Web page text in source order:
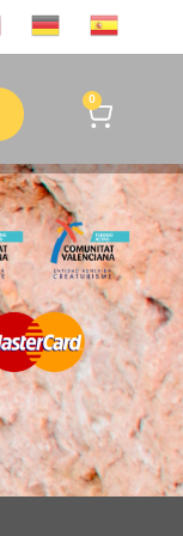
0